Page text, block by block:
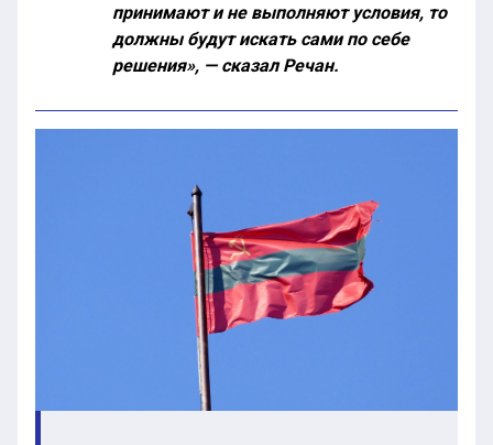
принимают и не выполняют условия, то
должны будут искать сами по себе
решения», — сказал Речан.